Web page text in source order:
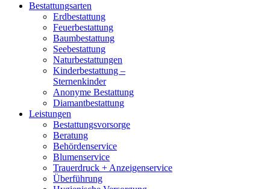
Bestattungsarten
Erdbestattung
Feuerbestattung
Baumbestattung
Seebestattung
Naturbestattungen
Kinderbestattung –
Sternenkinder
Anonyme Bestattung
Diamantbestattung
Leistungen
Bestattungsvorsorge
Beratung
Behördenservice
Blumenservice
Trauerdruck + Anzeigenservice
Überführung